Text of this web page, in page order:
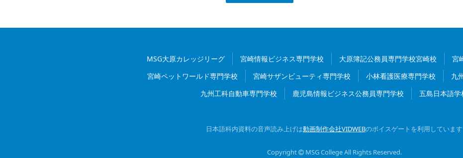
MSG大原カレッジリーグ 宮崎情報ビジネス専門学校 大原簿記公務員専門学校宮崎校
宮
宮崎ペットワールド専門学校
宮崎サザンビューティ専門学校 小林看護医療専門学校
九
九州工科自動車専門学校
鹿児島情報ビジネス公務員専門学校 五島日本語学
日本語科内資料の音声読み上げは動画制作会社VIDWEBのボイスゲートを利用しています
Copyright MSG CollegeAll Rights Reserved.